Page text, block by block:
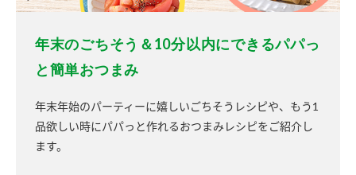
年末のごちそう＆10分以内にできるパパっ
と簡単おつまみ
年末年始のパーティーに嬉しいごちそうレシピや、もう1
品欲しい時にパパっと作れるおつまみレシピをご紹介し
ます。